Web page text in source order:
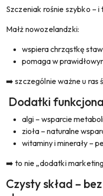
Szczeniak rośnie szybko –
Małż nowozelandzki:
wspiera chrząstkę
pomaga w
➡️ szczególnie ważne u ras
Dodatki
algi – wsparcie
zioła – naturalne
witaminy i minerały –
➡️ to nie „dodatki
Czysty skład –